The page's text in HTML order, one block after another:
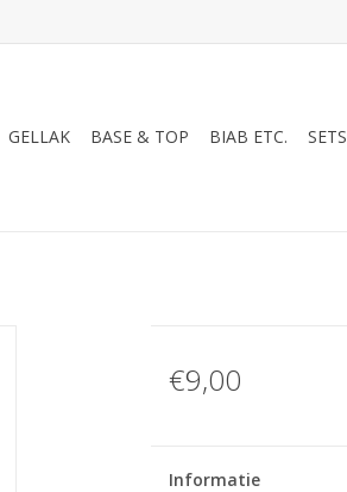
GELLAK BASE & TOP BIAB ETC. SETS
€9,00
Informatie